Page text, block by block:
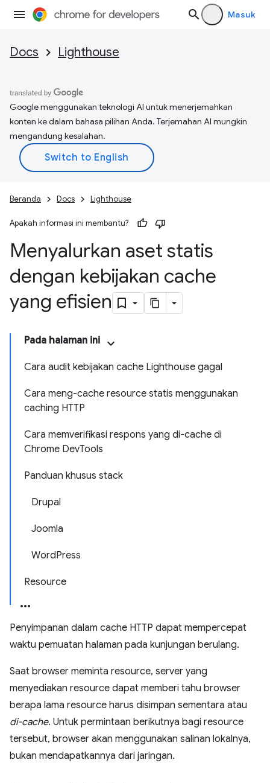
Masuk
Docs Lighthouse
Google menggunakan teknologi AI untuk menerjemahkan
konten ke dalam bahasa pilihan Anda. Terjemahan AI mungkin
mengandung kesalahan.
Beranda Docs Lighthouse
Apakah informasi ini membantu?
Menyalurkan aset statis
dengan kebijakan cache
yang efisien
Pada halaman ini
Cara audit kebijakan cache Lighthouse gagal
Cara meng-cache resource statis menggunakan
caching HTTP
Cara memverifikasi respons yang di-cache di
Chrome DevTools
Panduan khusus stack
Drupal
Joomla
WordPress
Resource
Penyimpanan dalam cache HTTP dapat mempercepat
waktu pemuatan halaman pada kunjungan berulang.
Saat browser meminta resource, server yang
menyediakan resource dapat memberi tahu browser
berapa lama resource harus disimpan sementara atau
di-cache. Untuk permintaan berikutnya bagi resource
tersebut, browser akan menggunakan salinan lokalnya,
bukan mendapatkannya dari jaringan.